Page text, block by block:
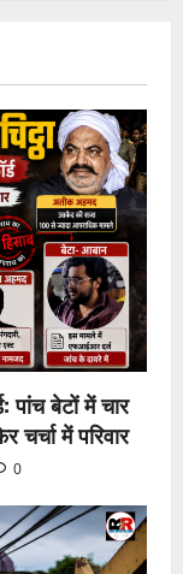
पांच बेटों में चार
में परिवार
0